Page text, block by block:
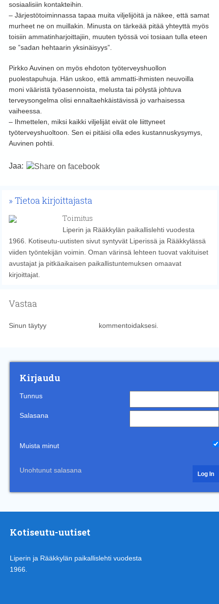
sosiaalisiin kontakteihin.
– Järjestötoiminnassa tapaa muita viljelijöitä ja näkee, että samat
murheet ne on muillakin. Minusta on tärkeää pitää yhteyttä myös
toisiin ammatinharjoittajiin, muuten työssä voi tosiaan tulla eteen
se ”sadan hehtaarin yksinäisyys”.
Pirkko Auvinen on myös ehdoton työterveyshuollon
puolestapuhuja. Hän uskoo, että ammatti-ihmisten neuvoilla
moni vääristä työasennoista, melusta tai pölystä johtuva
terveysongelma olisi ennaltaehkäistävissä jo varhaisessa
vaiheessa.
– Ihmettelen, miksi kaikki viljelijät eivät ole liittyneet
työterveyshuoltoon. Sen ei pitäisi olla edes kustannuskysymys,
Auvinen pohtii.
Jaa:
Tietoa kirjoittajasta
Toimitus
Liperin ja Rääkkylän paikallislehti vuodesta
1966. Kotiseutu-uutisten sivut syntyvät Liperissä ja Rääkkylässä
viiden työntekijän voimin. Oman värinsä lehteen tuovat vakituiset
avustajat ja pitkäaikaisen paikallistuntemuksen omaavat
kirjoittajat.
Vastaa
Sinun täytyy kommentoidaksesi.
Kirjaudu
Tunnus
Salasana
Muista minut
Unohtunut salasana
Kotiseutu-uutiset
Liperin ja Rääkkylän paikallislehti vuodesta
1966.